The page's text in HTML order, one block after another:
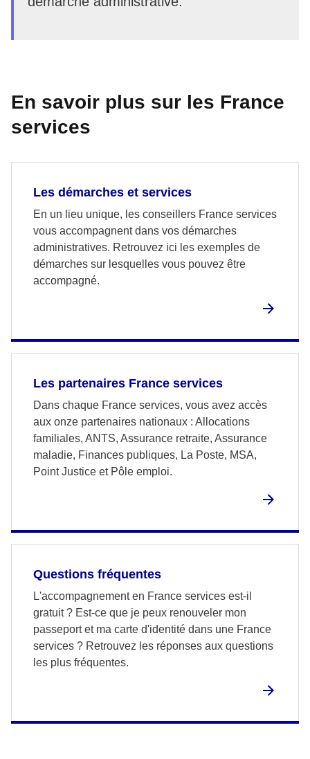
En savoir plus sur les France
services
Les démarches et services
En un lieu unique, les conseillers France services
vous accompagnent dans vos démarches
administratives. Retrouvez ici les exemples de
démarches sur lesquelles vous pouvez être
accompagné.
Les partenaires France services
Dans chaque France services, vous avez accès
aux onze partenaires nationaux : Allocations
familiales, ANTS, Assurance retraite, Assurance
maladie, Finances publiques, La Poste, MSA,
Point Justice et Pôle emploi.
Questions fréquentes
L'accompagnement en France services est-il
gratuit ? Est-ce que je peux renouveler mon
passeport et ma carte d'identité dans une France
services ? Retrouvez les réponses aux questions
les plus fréquentes.